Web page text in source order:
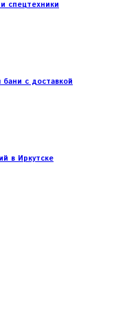
спецтехники
с доставкой
в Иркутске